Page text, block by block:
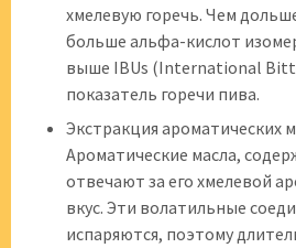
хмелевую горечь. Чем
больше альфа-кислот
выше IBUs (International
показатель горечи пива.
Экстракция ароматических
Ароматические масла,
отвечают за его хмелевой
вкус. Эти волатильные
испаряются, поэтому